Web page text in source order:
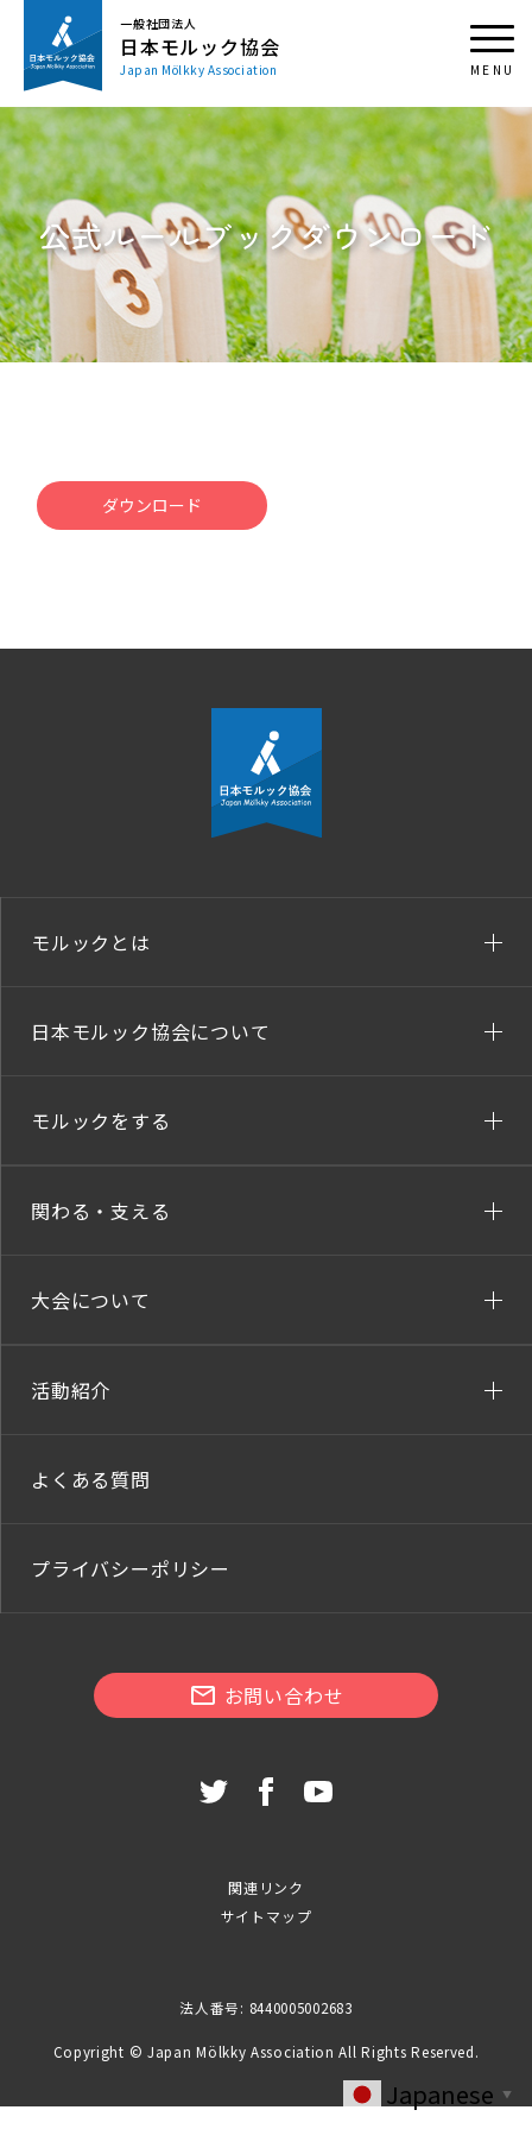
一般社団法人
日本モルック協会
Japan Mölkky Association
公式ルールブックダウンロード
ダウンロード
モルックとは
日本モルック協会について
モルックをする
関わる・支える
大会について
活動紹介
よくある質問
プライバシーポリシー
お問い合わせ
関連リンク
サイトマップ
法人番号: 8440005002683
Copyright © Japan Mölkky Association All Rights Reserved.
Japanese ▼